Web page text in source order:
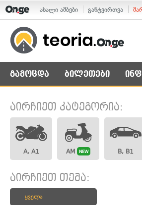
ახალი ამბები განტვირთვა
გამოცდა ბილეთები
აირჩიეთ კატეგორია:
A, A1 AM NEW B, B1
აირჩიეთ თემა:
ყველა